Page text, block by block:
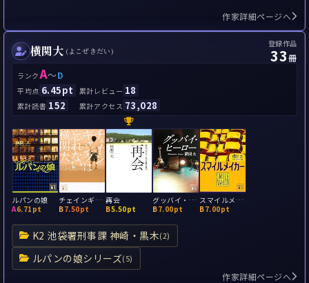
作家詳細ページへ
横関大 (よこぜきだい)
登録作品
33冊
ランクA～D
平均点 6.45pt 累計レビュー 18
累計読書 152 累計アクセス 73,028
K2 池袋署刑事課 神崎・黒木(2)
ルパンの娘シリーズ(5)
ルパンの娘
A6.71pt
チェインギャングは忘れない
B7.50pt
再会
B5.50pt
グッバイ・ヒーロー
B7.00pt
スマイルメイカー
B7.00pt
作家詳細ページへ